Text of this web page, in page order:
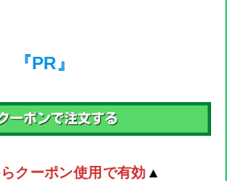
『PR』
クーポン使用で有効 ▲